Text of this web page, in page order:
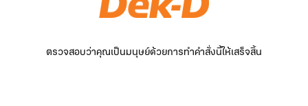
ตรวจสอบว่าคุณเป็นมนุษย์ด้วยการทำคำสั่งนี้ให้เสร็จสิ้น